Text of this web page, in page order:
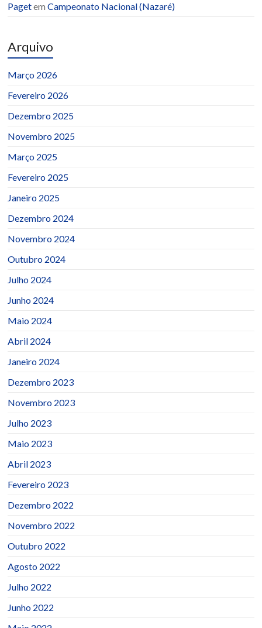
PagetemCampeonato Nacional (Nazaré)
Arquivo
Março 2026
Fevereiro 2026
Dezembro 2025
Novembro 2025
Março 2025
Fevereiro 2025
Janeiro 2025
Dezembro 2024
Novembro 2024
Outubro 2024
Julho 2024
Junho 2024
Maio 2024
Abril 2024
Janeiro 2024
Dezembro 2023
Novembro 2023
Julho 2023
Maio 2023
Abril 2023
Fevereiro 2023
Dezembro 2022
Novembro 2022
Outubro 2022
Agosto 2022
Julho 2022
Junho 2022